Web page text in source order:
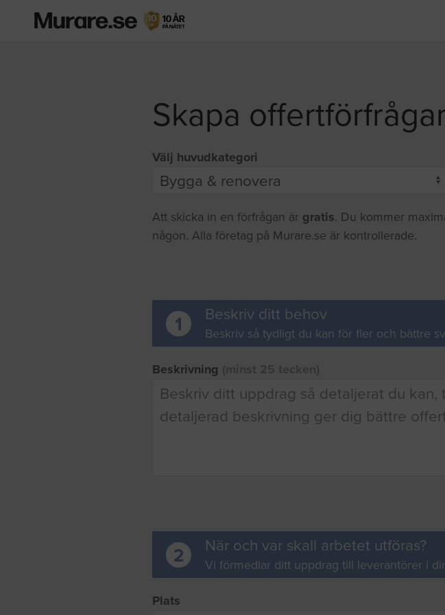
Skapa
Välj huvudkategori
Att skicka in en förfrågan är gratis. Du kommer
någon. Alla företag på Murare.se är kontrollerade.
1 Beskriv ditt behov
Beskriv så tydligt du kan för fler och bättre
Beskrivning
2 När och var skall arbetet utföras?
Vi förmedlar ditt uppdrag till leverantörer i
Plats